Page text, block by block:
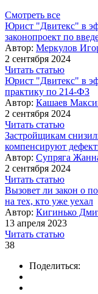
Смотреть все
Юрист "Двитекс" в
законопроект по
Автор: Меркулов
2 сентября 2024
Читать статью
Юрист "Двитекс" в
практику по 214-ФЗ
Автор: Кашаев
2 сентября 2024
Читать статью
Застройщикам
компенсируют
Автор: Супряга
2 сентября 2024
Читать статью
Вызовет ли закон о
на тех, кто уже уехал
Автор: Кигинько
13 апреля 2023
Читать статью
38
Поделиться: